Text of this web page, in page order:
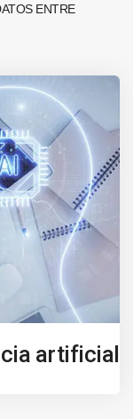
ENTRE
artificial